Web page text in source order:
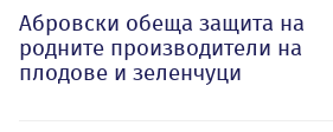
Абровски обеща защита на
родните производители на
плодове и зеленчуци